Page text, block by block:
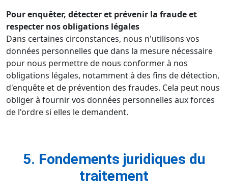
Pour enquêter, détecter et prévenir la fraude et
respecter nos obligations légales
Dans certaines circonstances, nous n'utilisons vos
données personnelles que dans la mesure nécessaire
pour nous permettre de nous conformer à nos
obligations légales, notamment à des fins de détection,
d'enquête et de prévention des fraudes. Cela peut nous
obliger à fournir vos données personnelles aux forces
de l'ordre si elles le demandent.
5. Fondements juridiques du
traitement